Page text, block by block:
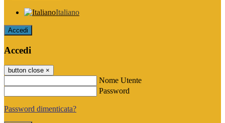
Italiano
Accedi
Accedi
button close ×
Nome Utente
Password
Password dimenticata?